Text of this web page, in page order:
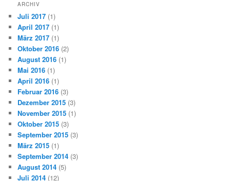
ARCHIV
Juli 2017 (1)
April 2017 (1)
März 2017 (1)
Oktober 2016 (2)
August 2016 (1)
Mai 2016 (1)
April 2016 (1)
Februar 2016 (3)
Dezember 2015 (3)
November 2015 (1)
Oktober 2015 (3)
September 2015 (3)
März 2015 (1)
September 2014 (3)
August 2014 (5)
Juli 2014 (12)